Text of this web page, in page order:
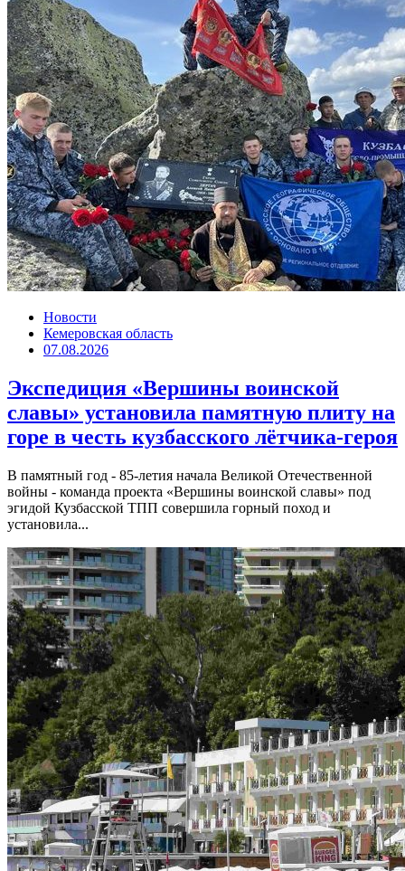
Новости
Кемеровская область
07.08.2026
Экспедиция «Вершины воинской
славы» установила памятную плиту на
горе в честь кузбасского лётчика-героя
В памятный год - 85-летия начала Великой Отечественной
войны - команда проекта «Вершины воинской славы» под
эгидой Кузбасской ТПП совершила горный поход и
установила...